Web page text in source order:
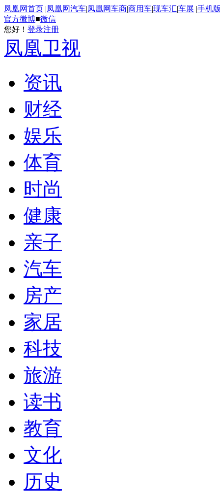
凤凰网首页 |凤凰网汽车|凤凰网车商|商用车|现车汇|车展 |手机
官方微博■微信
您好！ 登录注册
凤凰卫视
资讯
财经
娱乐
体育
时尚
健康
亲子
汽车
房产
家居
科技
旅游
读书
教育
文化
历史